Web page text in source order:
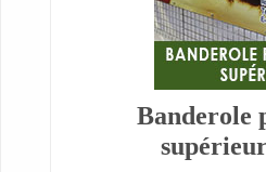
Banderole